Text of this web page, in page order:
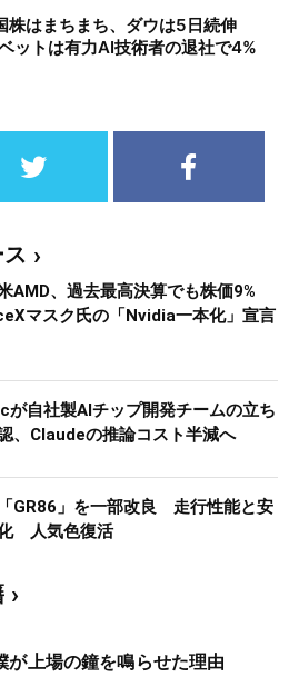
株はまちまち、ダウは5日続伸
ットは有力AI技術者の退社で4%
AMD、過去最高決算でも株価9%
マスク氏の「Nvidia一本化」宣言
自社製AIチップ開発チームの立ち
、Claudeの推論コスト半減へ
GR86」を一部改良 走行性能と安
人気色復活
が上場の鐘を鳴らせた理由